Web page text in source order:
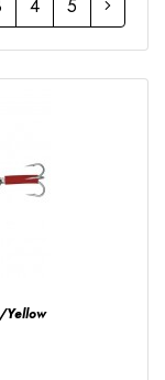
4 5
Yellow